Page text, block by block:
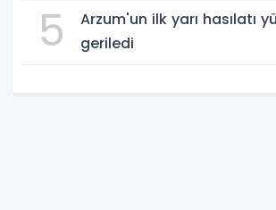
5
Arzum'un ilk yarı hasılatı
geriledi